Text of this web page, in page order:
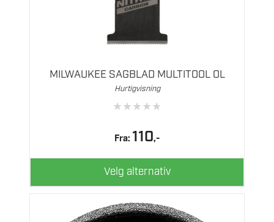
MILWAUKEE SAGBLAD MULTITOOL OL
Hurtigvisning
★★★★★
Fra: 110,-
Velg alternativ
flere
produktsiden